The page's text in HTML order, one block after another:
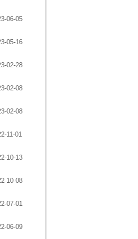
06-05
05-16
02-28
02-08
02-08
11-01
10-13
10-08
07-01
06-09